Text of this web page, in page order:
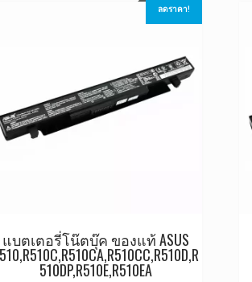
ลดราคา!
แบตเตอรี่โน๊ตบุ๊ค ของแท้ ASUS
510DP,R510E,R510EA